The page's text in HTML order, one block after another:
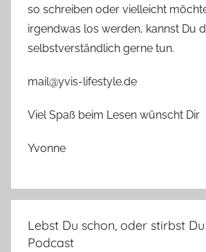
so schreiben oder vielleicht
irgendwas los werden, kannst Du
selbstverständlich gerne tun.
mail@yvis-lifestyle.de
Viel Spaß beim Lesen wünscht Dir
Yvonne
Lebst Du schon, oder stirbst
Podcast